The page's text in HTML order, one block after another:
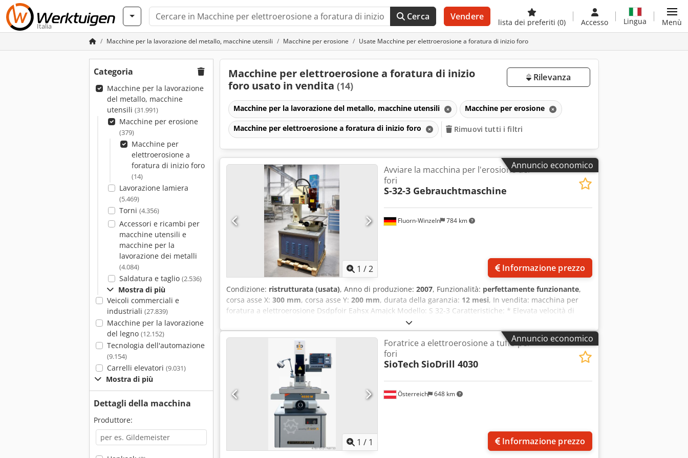
Italia
Cerca Vendere
lista dei preferiti (0) Accesso Lingua Menù
Macchine per la lavorazione del metallo, macchine utensili Macchine per erosione Usate Macchine per elettroerosione a foratura di inizio foro
Categoria
Macchine per la lavorazione
del metallo, macchine
utensili (31.991)
Macchine per erosione
(379)
Macchine per
elettroerosione a
foratura di inizio foro
(14)
Lavorazione lamiera
(5.469)
Torni (4.356)
Accessori e ricambi per
macchine utensili e
macchine per la
lavorazione dei metalli
(4.084)
Saldatura e taglio (2.536)
Mostra di più
Veicoli commerciali e
industriali (27.839)
Macchine per la lavorazione
del legno (12.152)
Tecnologia dell'automazione
(9.154)
Carrelli elevatori (9.031)
Mostra di più
Dettagli della macchina
Produttore:
Macchine per elettroerosione a foratura di inizio
foro usato in vendita (14)
Rilevanza
Macchine per la lavorazione del metallo, macchine utensili Macchine per erosione
Macchine per elettroerosione a foratura di inizio foro Rimuovi tutti i filtri
Annuncio economico
1 /2
Fluorn-Winzeln 784 km
Avviare la macchina per l'erosione dei
fori
S-32-3 Gebrauchtmaschine
Informazione prezzo
Condizione: ristrutturata (usata), Anno di produzione: 2007, Funzionalità: perfettamente funzionante,
corsa asse X: 300 mm, corsa asse Y: 200 mm, durata della garanzia: 12 mesi, In vendita: macchina per
foratura a elettroerosione Dsdpfoir Eahsx Amajck Modello: S 32-3 Caratteristiche: * Elevata velocità di
foratura * Basso consumo degli elettrodi Dimensioni del piano di lavoro (larghezza x profondità): 450 x
210 mm Corse degli assi X/Y/Z: 290 x 190 x 350 mm Regolazione grossolana motorizzata dell’asse Z: 150
mm Altezza massima del pezzo: 245 mm Peso massimo del pezzo: 200 kg Regolazione del supporto
elettrodo: 150 mm Diametro dell’elettrodo: 0,3 – 10 mm Dimensioni esterne della macchina: 1030 x 800 x
2100 mm Peso netto della macchina: 600 kg Filtro a cartuccia: 20 l (standard) Asse Z programmabile:
standard Diverse macchine disponibili per la consegna immediata.
Annuncio economico
1 / 1
Österreich 648 km
Foratrice a elettroerosione a tuffo per
fori
SioTech SioDrill 4030
Informazione prezzo